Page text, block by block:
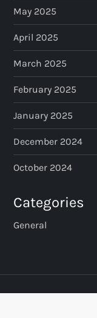
May 2025
April 2025
March 2025
February 2025
January 2025
December 2024
October 2024
Categories
General